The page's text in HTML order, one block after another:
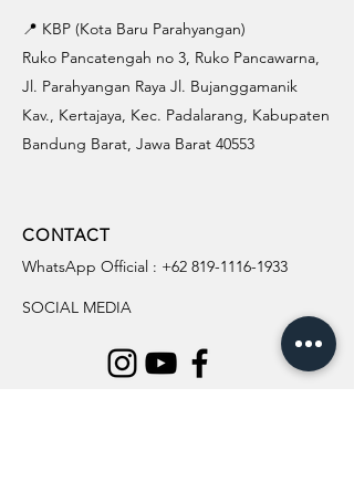
📍 KBP (Kota Baru Parahyangan)
Ruko Pancatengah no 3, Ruko Pancawarna,
Jl. Parahyangan Raya Jl. Bujanggamanik
Kav., Kertajaya, Kec. Padalarang, Kabupaten
Bandung Barat, Jawa Barat 40553
CONTACT
WhatsApp Official : +62 819-1116-1933
SOCIAL MEDIA